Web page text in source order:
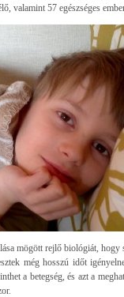
valamint 57 egészséges
mögött rejlő biológiát,
még hosszú időt
a betegség, és azt a